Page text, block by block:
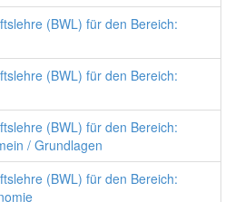
(BWL) für den Bereich:
(BWL) für den Bereich:
(BWL) für den Bereich:
/ Grundlagen
(BWL) für den Bereich: